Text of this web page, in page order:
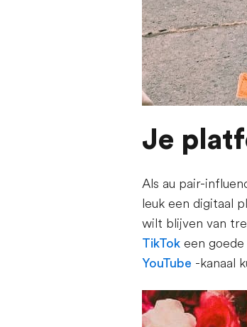
Je
Als au pair-
leuk een digitaal
wilt blijven van
TikTok een
YouTube -kanaal